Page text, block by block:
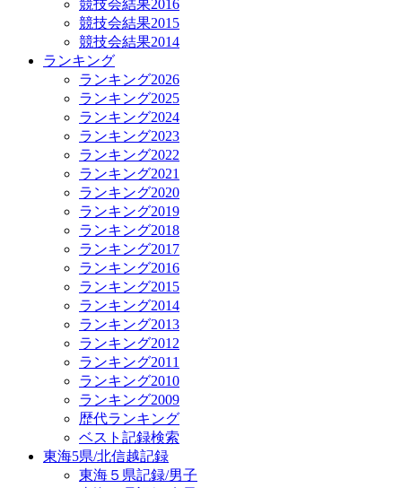
競技会結果2016
競技会結果2015
競技会結果2014
ランキング
ランキング2026
ランキング2025
ランキング2024
ランキング2023
ランキング2022
ランキング2021
ランキング2020
ランキング2019
ランキング2018
ランキング2017
ランキング2016
ランキング2015
ランキング2014
ランキング2013
ランキング2012
ランキング2011
ランキング2010
ランキング2009
歴代ランキング
ベスト記録検索
東海5県/北信越記録
東海５県記録/男子